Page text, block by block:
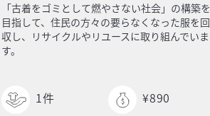
「古着をゴミとして燃やさない社会」の構築を
目指して、住民の方々の要らなくなった服を回
収し、リサイクルやリユースに取り組んでいま
す。
1件 ¥890